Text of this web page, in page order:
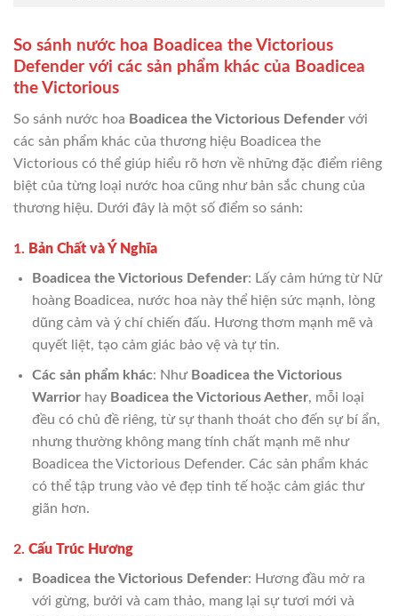
So sánh nước hoa Boadicea the Victorious
Defender với các sản phẩm khác của Boadicea
the Victorious
So sánh nước hoa Boadicea the Victorious Defender với
các sản phẩm khác của thương hiệu Boadicea the
Victorious có thể giúp hiểu rõ hơn về những đặc điểm riêng
biệt của từng loại nước hoa cũng như bản sắc chung của
thương hiệu. Dưới đây là một số điểm so sánh:
1. Bản Chất và Ý Nghĩa
Boadicea the Victorious Defender: Lấy cảm hứng từ Nữ
hoàng Boadicea, nước hoa này thể hiện sức mạnh, lòng
dũng cảm và ý chí chiến đấu. Hương thơm mạnh mẽ và
quyết liệt, tạo cảm giác bảo vệ và tự tin.
Các sản phẩm khác: Như Boadicea the Victorious
Warriorhay Boadicea the Victorious Aether, mỗi loại
đều có chủ đề riêng, từ sự thanh thoát cho đến sự bí ẩn,
nhưng thường không mang tính chất mạnh mẽ như
Boadicea the Victorious Defender. Các sản phẩm khác
có thể tập trung vào vẻ đẹp tinh tế hoặc cảm giác thư
giãn hơn.
2. Cấu Trúc Hương
Boadicea the Victorious Defender: Hương đầu mở ra
với gừng, bưởi và cam thảo, mang lại sự tươi mới và